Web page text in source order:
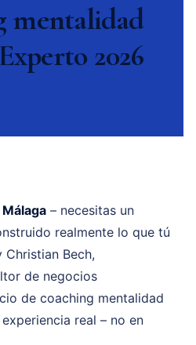
mentalidad
2026
– necesitas un
realmente lo que tú
Christian Bech,
de negocios
de coaching mentalidad
real – no en